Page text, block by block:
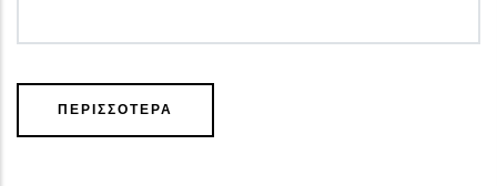
ΠΕΡΙΣΣΟΤΕΡΑ